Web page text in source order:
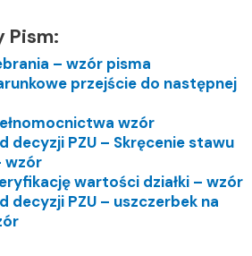
Pism:
– wzór pisma
przejście do następnej
wzór
decyzji PZU – Skręcenie stawu
wzór
wartości działki – wzór
decyzji PZU – uszczerbek na